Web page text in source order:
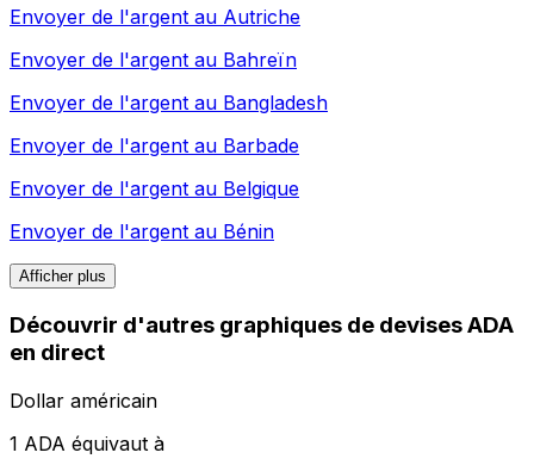
Envoyer de l'argent au Autriche
Envoyer de l'argent au Bahreïn
Envoyer de l'argent au Bangladesh
Envoyer de l'argent au Barbade
Envoyer de l'argent au Belgique
Envoyer de l'argent au Bénin
Afficher plus
Découvrir d'autres graphiques de devises ADA
en direct
Dollar américain
1 ADA équivaut à